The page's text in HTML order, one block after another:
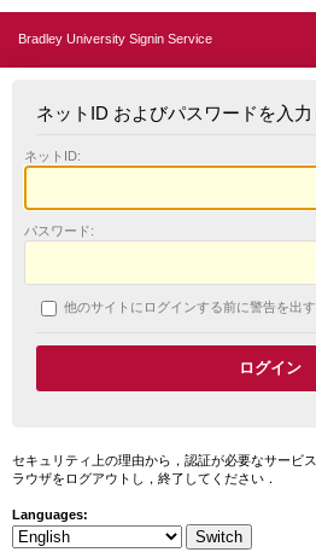
Bradley University Signin Service
ネットID およびパスワードを入
ネットID:
パスワード:
他のサイトにログインする前に警告を出す
セキュリティ上の理由から，認証が必要なサービ
ラウザをログアウトし，終了してください．
Languages: